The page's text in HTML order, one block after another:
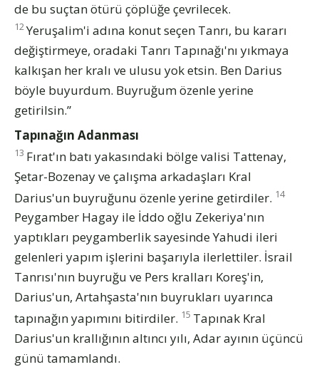
de bu suçtan ötürü çöplüğe çevrilecek.
12Yeruşalim'i adına konut seçen Tanrı, bu kararı
değiştirmeye, oradaki Tanrı Tapınağı'nı yıkmaya
kalkışan her kralı ve ulusu yok etsin. Ben Darius
böyle buyurdum. Buyruğum özenle yerine
getirilsin.”
Tapınağın Adanması
13 Fırat'ın batı yakasındaki bölge valisi Tattenay,
Şetar-Bozenay ve çalışma arkadaşları Kral
Darius'un buyruğunu özenle yerine getirdiler. 14
Peygamber Hagay ile İddo oğlu Zekeriya'nın
yaptıkları peygamberlik sayesinde Yahudi ileri
gelenleri yapım işlerini başarıyla ilerlettiler. İsrail
Tanrısı'nın buyruğu ve Pers kralları Koreş'in,
Darius'un, Artahşasta'nın buyrukları uyarınca
tapınağın yapımını bitirdiler. 15 Tapınak Kral
Darius'un krallığının altıncı yılı, Adar ayının üçüncü
günü tamamlandı.